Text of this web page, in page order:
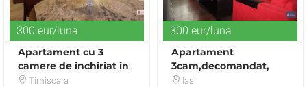
300 eur/luna
Apartament cu 3
camere de inchiriat in
zona Ultracentral
Timisoara
300 eur/luna
Apartament
3cam,decomandat,
zona Centru(UMF)
Iasi